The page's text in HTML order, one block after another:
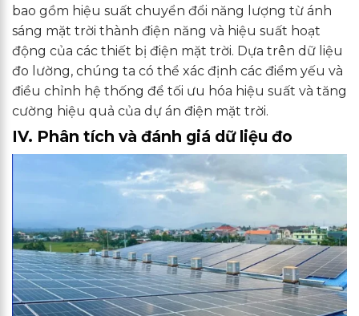
bao gồm hiệu suất chuyển đổi năng lượng từ ánh
sáng mặt trời thành điện năng và hiệu suất hoạt
động của các thiết bị điện mặt trời. Dựa trên dữ liệu
đo lường, chúng ta có thể xác định các điểm yếu và
điều chỉnh hệ thống để tối ưu hóa hiệu suất và tăng
cường hiệu quả của dự án điện mặt trời.
IV. Phân tích và đánh giá dữ liệu đo